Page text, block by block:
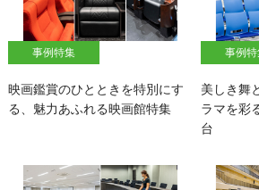
事例特集
映画鑑賞のひとときを特別にす
る、魅力あふれる映画館特集
事例
美しき舞
ラマを彩
台